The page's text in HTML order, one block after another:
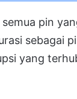
semua pin
sebagai
yang